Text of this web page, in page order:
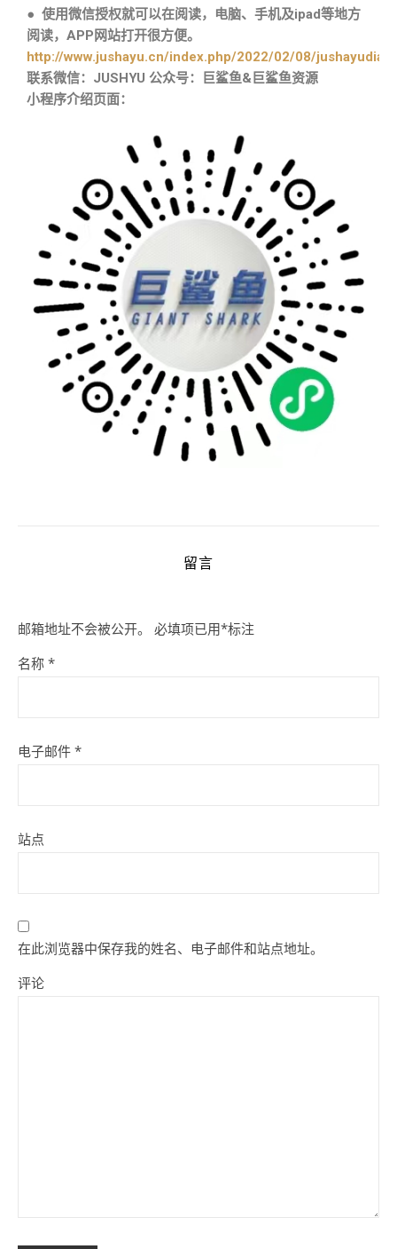
● 使用微信授权就可以在阅读，电脑、手机及ipad等地方
阅读，APP网站打开很方便。
http://www.jushayu.cn/index.php/2022/02/08/
联系微信：JUSHYU 公众号：巨鲨鱼&巨鲨鱼资源
小程序介绍页面：
留言
邮箱地址不会被公开。 必填项已用*标注
名称 *
电子邮件 *
站点
在此浏览器中保存我的姓名、电子邮件和站点地址。
评论